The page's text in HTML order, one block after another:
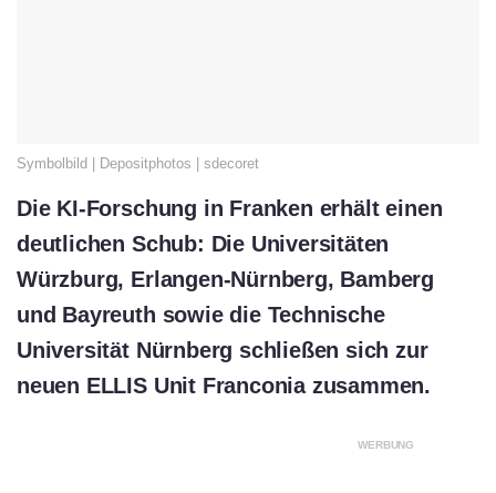
Symbolbild | Depositphotos | sdecoret
Die KI-Forschung in Franken erhält einen
deutlichen Schub: Die Universitäten
Würzburg, Erlangen-Nürnberg, Bamberg
und Bayreuth sowie die Technische
Universität Nürnberg schließen sich zur
neuen ELLIS Unit Franconia zusammen.
WERBUNG